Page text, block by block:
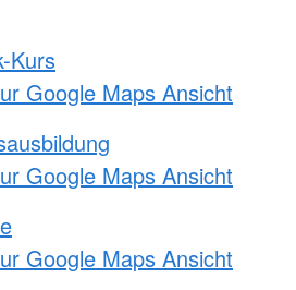
Kurs
Google Maps Ansicht
Google Maps Ansicht
Google Maps Ansicht